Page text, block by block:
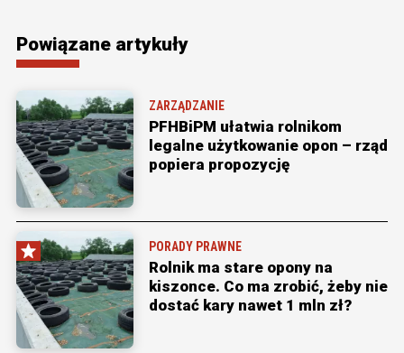
Powiązane artykuły
ZARZĄDZANIE
PFHBiPM ułatwia rolnikom
legalne użytkowanie opon – rząd
popiera propozycję
PORADY PRAWNE
Rolnik ma stare opony na
kiszonce. Co ma zrobić, żeby nie
dostać kary nawet 1 mln zł?